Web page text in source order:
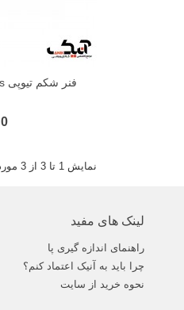
فنر شکم تیوپی MegaFitness کد 270R
0 تومان
نمایش 1 تا 3 از 3 مورد
لینک های مفید
راهنمای اندازه گیری پا
چرا باید به آنیک اعتماد کنم؟
نحوه خرید از سایت